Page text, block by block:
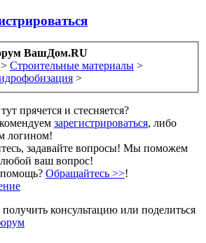
ВашДом.RU
> Строительные материалы >
>
прячется и стесняется?
зарегистрироваться, либо
логином!
задавайте вопросы! Мы поможем
ваш вопрос!
помощь? Обращайтесь >>!
консультацию или поделиться